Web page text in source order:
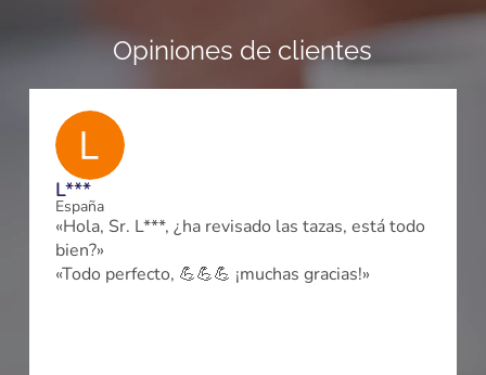
Opiniones de clientes
L***
España
«Hola, Sr. L***, ¿ha revisado las tazas, está todo
bien?»
«Todo perfecto, 💪💪💪 ¡muchas gracias!»